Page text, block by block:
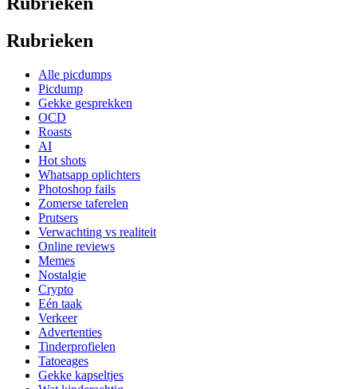
Rubrieken
Alle picdumps
Picdump
Gekke gesprekken
OCD
Roasts
AI
Hot shots
Whatsapp oplichters
Photoshop fails
Zomerse taferelen
Prutsers
Verwachting vs realiteit
Online reviews
Memes
Nostalgie
Crypto
Eén taak
Verkeer
Advertenties
Tinderprofielen
Tatoeages
Gekke kapseltjes